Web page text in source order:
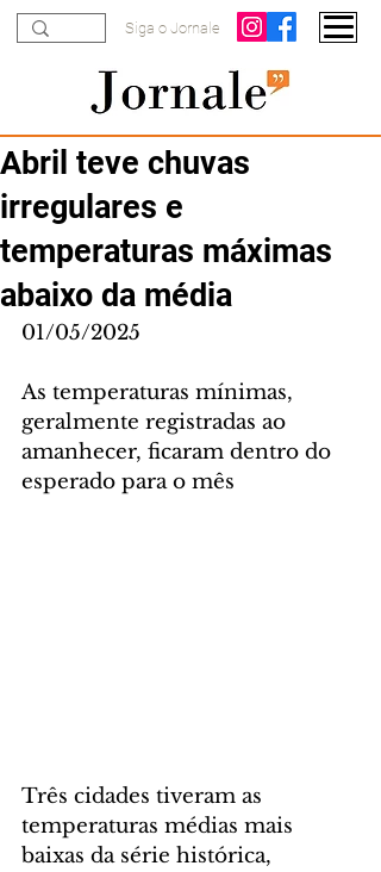
Siga o Jornale
Abril teve chuvas
irregulares e
temperaturas máximas
abaixo da média
01/05/2025
As temperaturas mínimas,
geralmente registradas ao
amanhecer, ficaram dentro do
esperado para o mês
Três cidades tiveram as
temperaturas médias mais
baixas da série histórica,